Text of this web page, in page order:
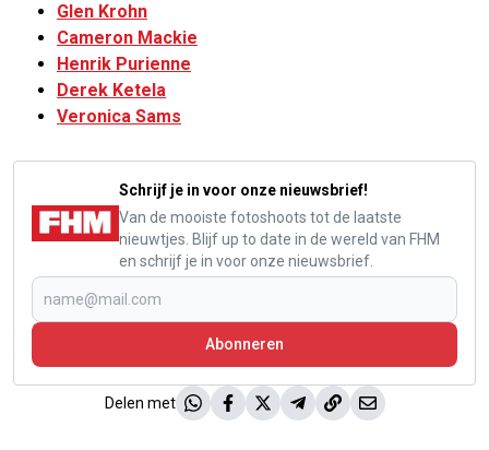
Glen Krohn
Cameron Mackie
Henrik Purienne
Derek Ketela
Veronica Sams
Schrijf je in voor onze nieuwsbrief!
Van de mooiste fotoshoots tot de laatste
nieuwtjes. Blijf up to date in de wereld van FHM
en schrijf je in voor onze nieuwsbrief.
Abonneren
Delen met